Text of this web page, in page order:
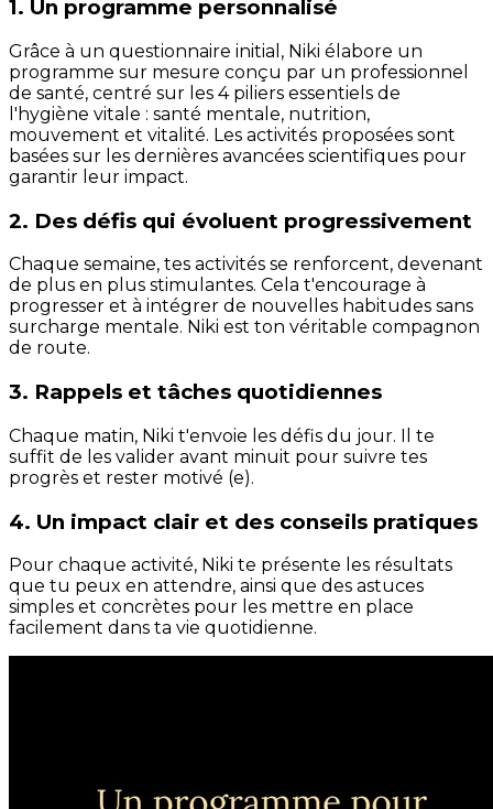
1. Un programme personnalisé
Grâce à un questionnaire initial, Niki élabore un
programme sur mesure conçu par un professionnel
de santé, centré sur les 4 piliers essentiels de
l'hygiène vitale : santé mentale, nutrition,
mouvement et vitalité. Les activités proposées sont
basées sur les dernières avancées scientifiques pour
garantir leur impact.
2. Des défis qui évoluent progressivement
Chaque semaine, tes activités se renforcent, devenant
de plus en plus stimulantes. Cela t'encourage à
progresser et à intégrer de nouvelles habitudes sans
surcharge mentale. Niki est ton véritable compagnon
de route.
3. Rappels et tâches quotidiennes
Chaque matin, Niki t'envoie les défis du jour. Il te
suffit de les valider avant minuit pour suivre tes
progrès et rester motivé (e).
4. Un impact clair et des conseils pratiques
Pour chaque activité, Niki te présente les résultats
que tu peux en attendre, ainsi que des astuces
simples et concrètes pour les mettre en place
facilement dans ta vie quotidienne.